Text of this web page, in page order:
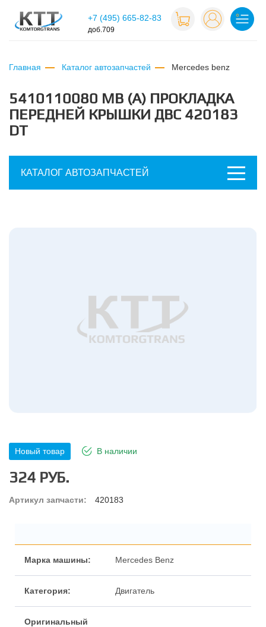
+7 (495) 665-82-83
доб.709
Главная Каталог автозапчастей mercedes benz
5410110080 МВ (А) ПРОКЛАДКА
ПЕРЕДНЕЙ КРЫШКИ ДВС 420183
DT
КАТАЛОГ АВТОЗАПЧАСТЕЙ
Новый товар В наличии
324 РУБ.
Артикул запчасти: 420183
Марка машины: Mercedes Benz
Категория: Двигатель
Оригинальный